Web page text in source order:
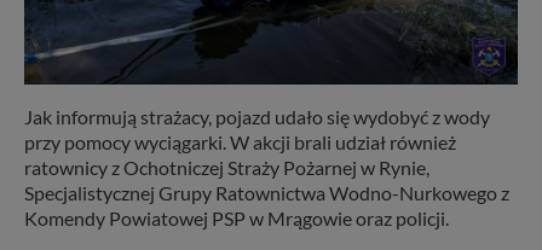
Jak informują strażacy, pojazd udało się wydobyć z wody
przy pomocy wyciągarki. W akcji brali udział również
ratownicy z Ochotniczej Straży Pożarnej w Rynie,
Specjalistycznej Grupy Ratownictwa Wodno-Nurkowego z
Komendy Powiatowej PSP w Mrągowie oraz policji.